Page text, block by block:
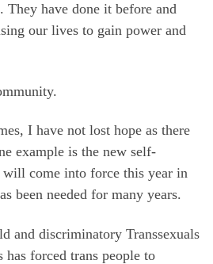
They have done it before and
our lives to gain power and
I have not lost hope as there
example is the new self-
come into force this year in
been needed for many years.
and discriminatory Transsexuals
forced trans people to